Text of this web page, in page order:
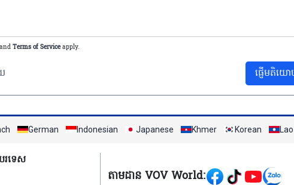
and Terms of Serviceapply.
ផ្ញើមតិយ
German Indonesian Japanese Khmer Korean Lao
រទេស
Mạng xã hội
តាមដាន VOV World: